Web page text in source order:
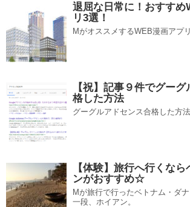
退屈な日常に！おすすめ
リ3選！
MがオススメするWEB漫画アプリ
【祝】記事９件でグー
格した方法
グーグルアドセンス合格した方法
【体験】旅行へ行くな
ンがおすすめ☆
Mが旅行で行ったベトナム・ダ
一段、ホイアン。